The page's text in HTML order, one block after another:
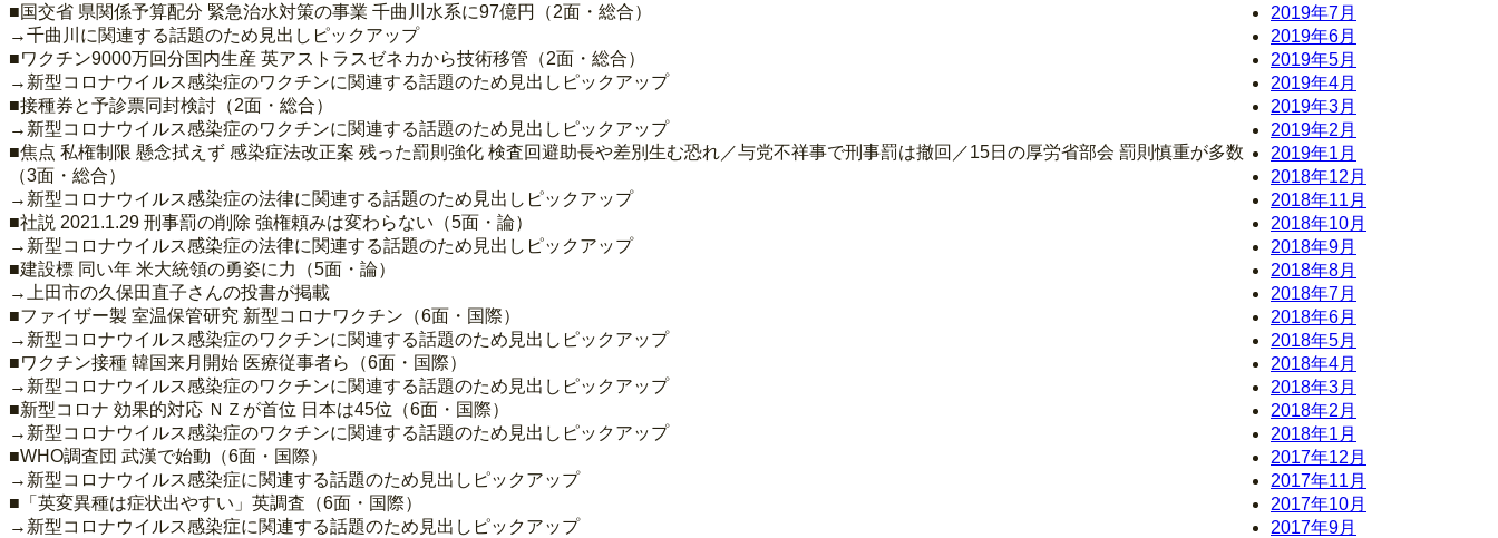
■国交省 県関係予算配分 緊急治水対策の事業 千曲川水系に97億円（2面・総合）
→千曲川に関連する話題のため見出しピックアップ
■ワクチン9000万回分国内生産 英アストラスゼネカから技術移管（2面・総合）
→新型コロナウイルス感染症のワクチンに関連する話題のため見出しピックアップ
■接種券と予診票同封検討（2面・総合）
→新型コロナウイルス感染症のワクチンに関連する話題のため見出しピックアップ
■焦点 私権制限 懸念拭えず 感染症法改正案 残った罰則強化 検査回避助長や差別生む恐れ／与党不祥事で刑事罰は撤回／15日の厚労省部会 罰則慎重が多数
（3面・総合）
→新型コロナウイルス感染症の法律に関連する話題のため見出しピックアップ
■社説 2021.1.29 刑事罰の削除 強権頼みは変わらない（5面・論）
→新型コロナウイルス感染症の法律に関連する話題のため見出しピックアップ
■建設標 同い年 米大統領の勇姿に力（5面・論）
→上田市の久保田直子さんの投書が掲載
■ファイザー製 室温保管研究 新型コロナワクチン（6面・国際）
→新型コロナウイルス感染症のワクチンに関連する話題のため見出しピックアップ
■ワクチン接種 韓国来月開始 医療従事者ら（6面・国際）
→新型コロナウイルス感染症のワクチンに関連する話題のため見出しピックアップ
■新型コロナ 効果的対応 ＮＺが首位 日本は45位（6面・国際）
→新型コロナウイルス感染症のワクチンに関連する話題のため見出しピックアップ
■WHO調査団 武漢で始動（6面・国際）
→新型コロナウイルス感染症に関連する話題のため見出しピックアップ
■「英変異種は症状出やすい」英調査（6面・国際）
→新型コロナウイルス感染症に関連する話題のため見出しピックアップ
2019年7月
2019年6月
2019年5月
2019年4月
2019年3月
2019年2月
2019年1月
2018年12月
2018年11月
2018年10月
2018年9月
2018年8月
2018年7月
2018年6月
2018年5月
2018年4月
2018年3月
2018年2月
2018年1月
2017年12月
2017年11月
2017年10月
2017年9月